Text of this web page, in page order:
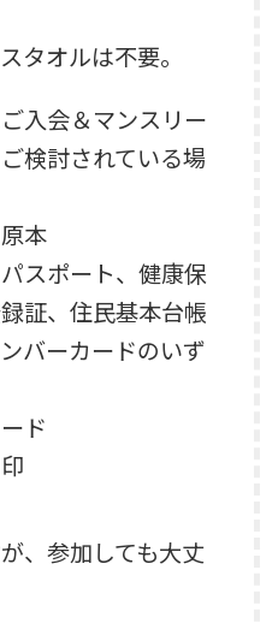
タオルは不要。
入会＆マンスリー
検討されている場
本
パスポート、健康保
証、住民基本台帳
バーカードのいず
ド
、参加しても大丈